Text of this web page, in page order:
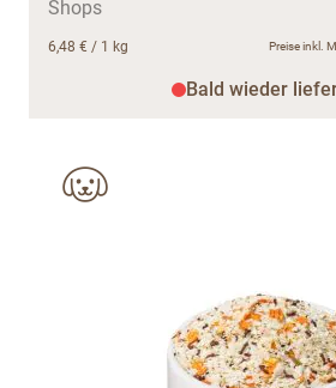
6,48 € / 1 kg Preise inkl.
Bald wieder